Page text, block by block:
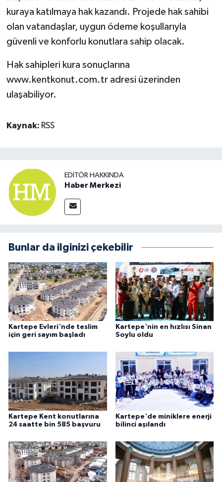
kuraya katılmaya hak kazandı. Projede hak sahibi
olan vatandaşlar, uygun ödeme koşullarıyla
güvenli ve konforlu konutlara sahip olacak.
Hak sahipleri kura sonuçlarına
www.kentkonut.com.tr adresi üzerinden
ulaşabiliyor.
Kaynak: RSS
EDITÖR HAKKINDA
Haber Merkezi
Bunlar da ilginizi çekebilir
Kartepe Evleri'nde teslim
için geri sayım başladı
Kartepe'nin en hızlısı Sinan
Soylu oldu
Kartepe Kent konutlarına
24 saatte bin 585 başvuru
Kartepe'de miniklere enerji
bilinci aşılandı